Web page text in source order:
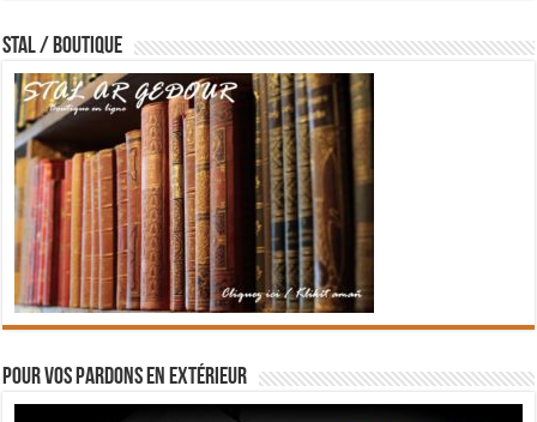
STAL / BOUTIQUE
Pour vos pardons en extérieur